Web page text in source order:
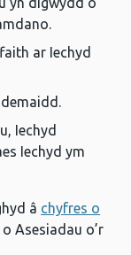
ar Iechyd
Iechyd
Iechyd ym
â chyfres o
Asesiadau o’r